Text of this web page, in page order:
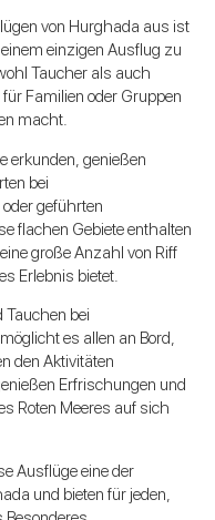
von Hurghada aus ist
einzigen Ausflug zu
Taucher als auch
Familien oder Gruppen
macht.
erkunden, genießen
bei
geführten
flachen Gebiete enthalten
große Anzahl von Riff
Erlebnis bietet.
bei
es allen an Bord,
den Aktivitäten
Erfrischungen und
Roten Meeres auf sich
Ausflüge eine der
und bieten für jeden,